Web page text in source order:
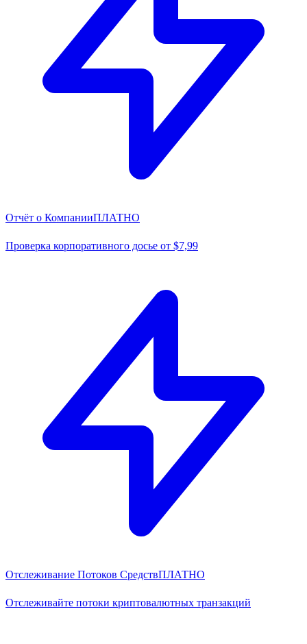
Отчёт о КомпанииПЛАТНО
Проверка корпоративного досье от $7,99
Отслеживание Потоков СредствПЛАТНО
Отслеживайте потоки криптовалютных транзакций